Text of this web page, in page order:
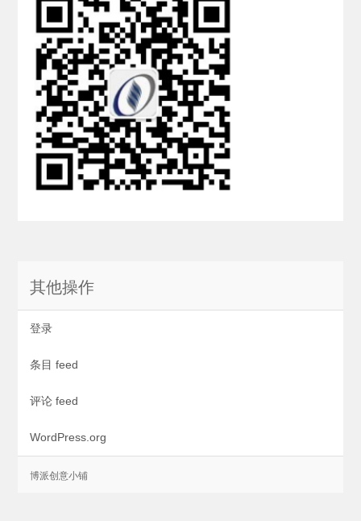
其他操作
登录
条目 feed
评论 feed
WordPress.org